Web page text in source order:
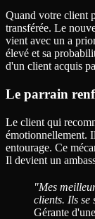
Quand votre client
transférée. Le
vient avec un a
élevé et sa
d'un client acquis
Le parrain
Le client qui
émotionnellement.
entourage. Ce
Il devient un
"Mes
clients. Ils se
Gérante